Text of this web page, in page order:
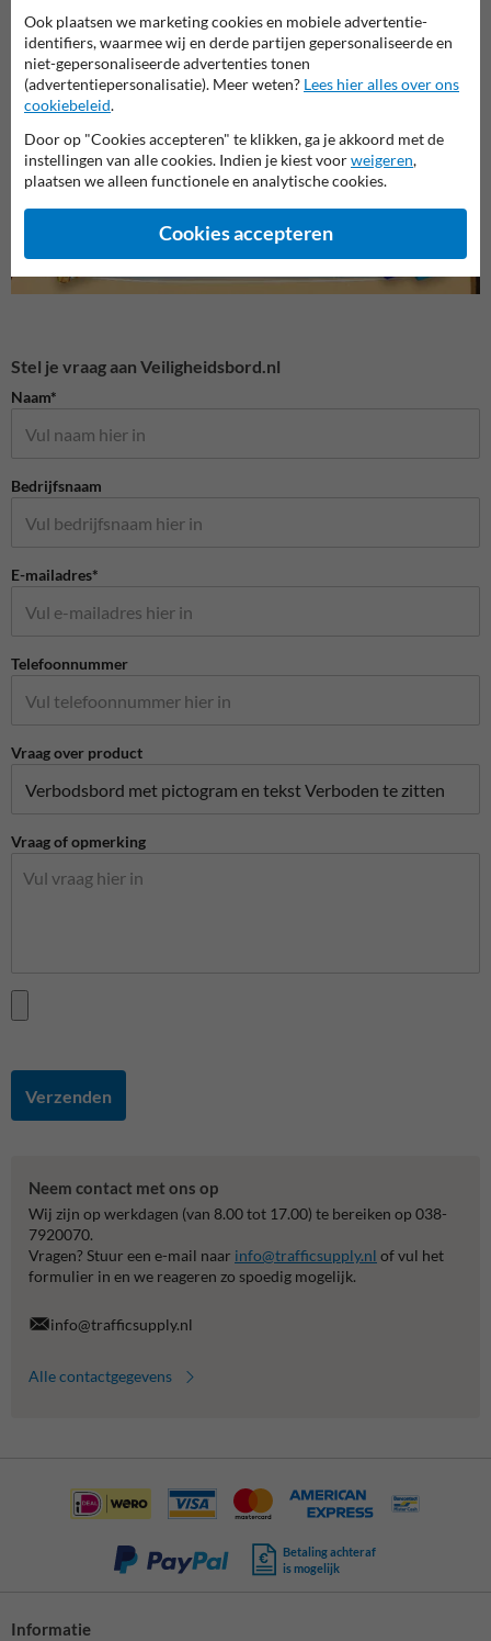
Verbodsborden
Veiligheidsborden voor
terrein
Veiligheidsborden
Stel je vraag aan Veiligheidsbord.nl
Naam*
Bedrijfsnaam
E-mailadres*
Telefoonnummer
Vraag over product
Vraag of opmerking
Verzenden
Neem contact met ons op
Wij zijn op werkdagen (van 8.00 tot 17.00) te bereiken op 038-
7920070.
Vragen? Stuur een e-mail naar info@trafficsupply.nl of vul het
formulier in en we reageren zo spoedig mogelijk.
info@trafficsupply.nl
Alle contactgegevens
Betaling achteraf
is mogelijk
Informatie
Ook plaatsen we marketing cookies en mobiele advertentie-
identifiers, waarmee wij en derde partijen gepersonaliseerde en
niet-gepersonaliseerde advertenties tonen
(advertentiepersonalisatie). Meer weten? Lees hier alles over ons
cookiebeleid.
Door op "Cookies accepteren" te klikken, ga je akkoord met de
instellingen van alle cookies. Indien je kiest voorweigeren,
plaatsen we alleen functionele en analytische cookies.
Cookies accepteren